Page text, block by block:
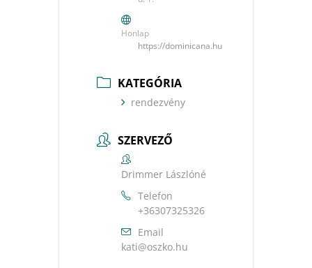
Honlap
https://dominicana.hu
KATEGÓRIA
rendezvény
SZERVEZŐ
Drimmer Lászlóné
Telefon
+36307325326
Email
uh.okzso@itak